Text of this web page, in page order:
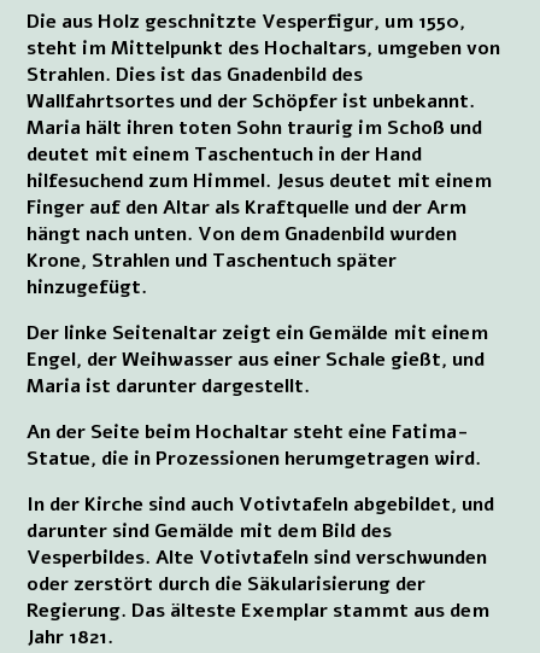
Die aus Holz geschnitzte Vesperfigur, um 1550,
steht im Mittelpunkt des Hochaltars, umgeben von
Strahlen. Dies ist das Gnadenbild des
Wallfahrtsortes und der Schöpfer ist unbekannt.
Maria hält ihren toten Sohn traurig im Schoß und
deutet mit einem Taschentuch in der Hand
hilfesuchend zum Himmel. Jesus deutet mit einem
Finger auf den Altar als Kraftquelle und der Arm
hängt nach unten. Von dem Gnadenbild wurden
Krone, Strahlen und Taschentuch später
hinzugefügt.
Der linke Seitenaltar zeigt ein Gemälde mit einem
Engel, der Weihwasser aus einer Schale gießt, und
Maria ist darunter dargestellt.
An der Seite beim Hochaltar steht eine Fatima-
Statue, die in Prozessionen herumgetragen wird.
In der Kirche sind auch Votivtafeln abgebildet, und
darunter sind Gemälde mit dem Bild des
Vesperbildes. Alte Votivtafeln sind verschwunden
oder zerstört durch die Säkularisierung der
Regierung. Das älteste Exemplar stammt aus dem
Jahr 1821.